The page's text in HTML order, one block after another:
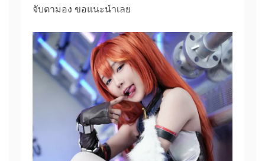
จับตามอง ขอแนะนำเลย